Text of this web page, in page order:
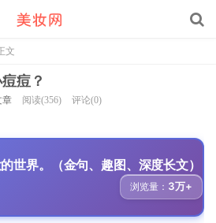
文
痘？
章 阅读(356) 评论(0)
世界。（金句、趣图、深度长文）
浏览量： 3万+